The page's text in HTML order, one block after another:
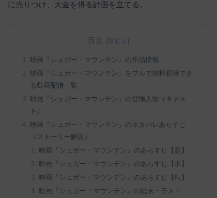
に売りつけ、大金を得る計画を立てる。
目次
映画『シュガー・マウンテン』の作品情報
映画『シュガー・マウンテン』をフルで無料視聴でき
る動画配信一覧
映画『シュガー・マウンテン』の登場人物（キャス
ト）
映画『シュガー・マウンテン』のネタバレあらすじ
（ストーリー解説）
映画『シュガー・マウンテン』のあらすじ【起】
映画『シュガー・マウンテン』のあらすじ【承】
映画『シュガー・マウンテン』のあらすじ【転】
映画『シュガー・マウンテン』の結末・ラスト